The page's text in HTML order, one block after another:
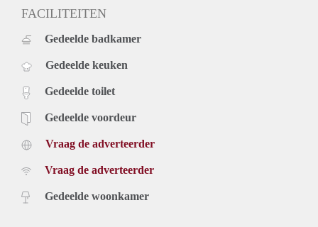
FACILITEITEN
Gedeelde badkamer
Gedeelde keuken
Gedeelde toilet
Gedeelde voordeur
Vraag de adverteerder
Vraag de adverteerder
Gedeelde woonkamer